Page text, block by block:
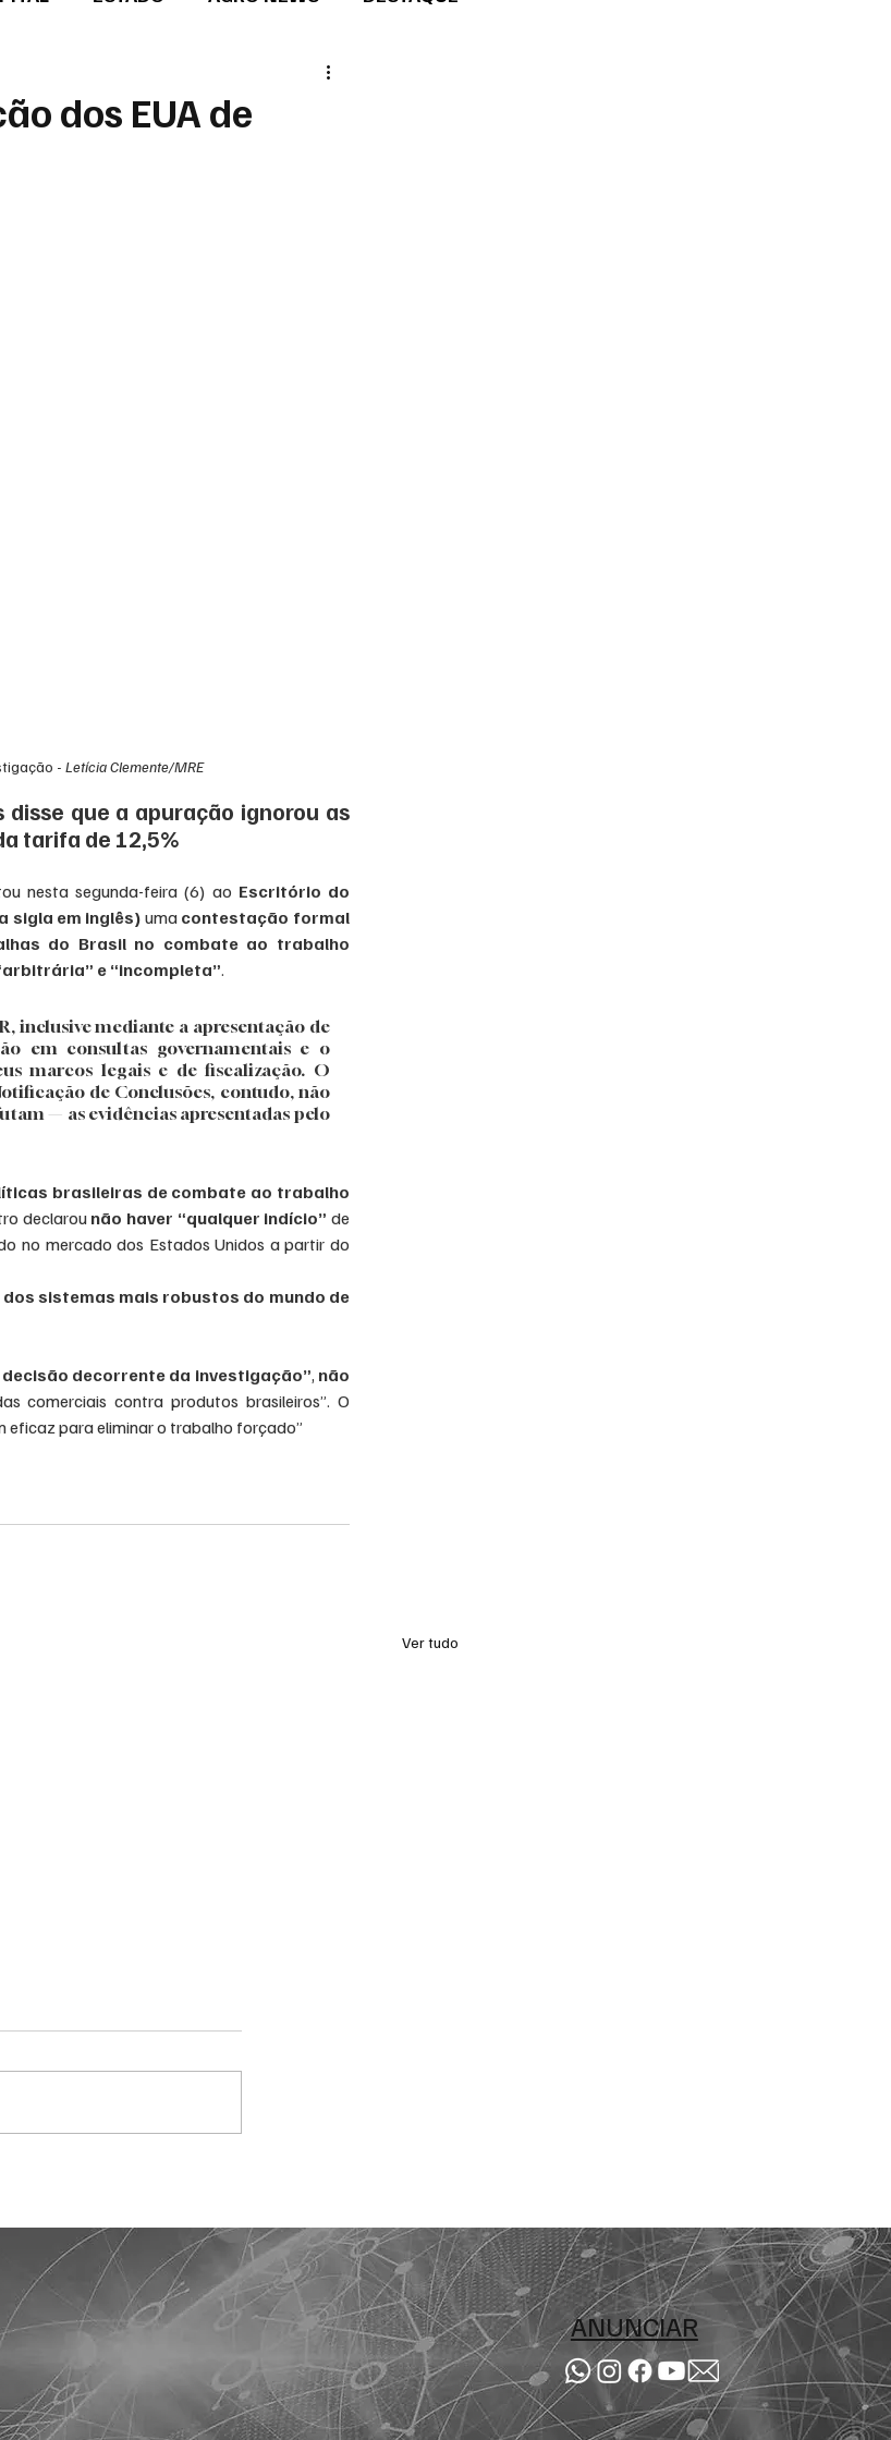
dos EUA de
- Letícia Clemente/MRE
disse que a apuração ignorou as
tarifa de 12,5%
nesta segunda-feira (6) ao Escritório do
sigla em inglês) uma contestação formal
do Brasil no combate ao trabalho
e “incompleta”.
inclusive mediante a apresentação de
em consultas governamentais e o
marcos legais e de fiscalização. O
de Conclusões, contudo, não
— as evidências apresentadas pelo
brasileiras de combate ao trabalho
declarou não haver “qualquer indício” de
no mercado dos Estados Unidos a partir do
sistemas mais robustos do mundo de
decorrente da investigação”, não
comerciais contra produtos brasileiros”. O
eficaz para eliminar o trabalho forçado”
Ver tudo
moradia e pequenos
negócios
ANUNCIAR